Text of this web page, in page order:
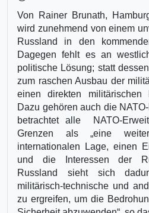
Von Rainer Brunath,
wird zunehmend von einem
Russland in den
Dagegen fehlt es an
politische Lösung; statt
zum raschen Ausbau der
einen direkten militärischen
Dazu gehören auch die
betrachtet alle NATO-
Grenzen als „eine
internationalen Lage, einen
und die Interessen der
Russland sieht sich
militärisch-technische und
zu ergreifen, um die